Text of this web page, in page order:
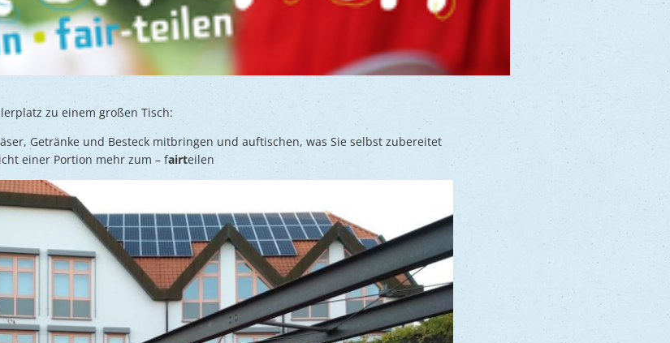
zu einem großen Tisch:
Getränke und Besteck mitbringen und auftischen, was Sie selbst zubereitet
einer Portion mehr zum – fairteilen